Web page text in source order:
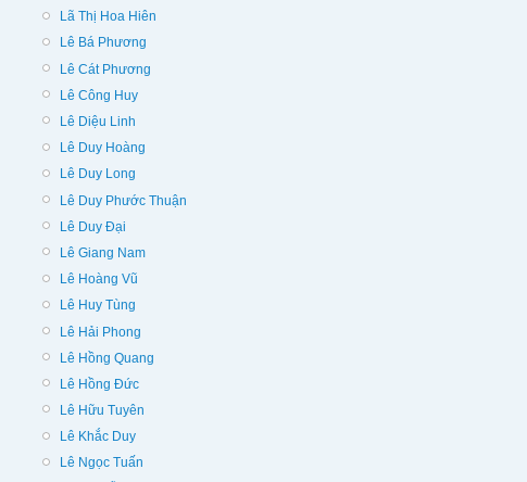
Lã Thị Hoa Hiên
Lê Bá Phương
Lê Cát Phương
Lê Công Huy
Lê Diệu Linh
Lê Duy Hoàng
Lê Duy Long
Lê Duy Phước Thuận
Lê Duy Đại
Lê Giang Nam
Lê Hoàng Vũ
Lê Huy Tùng
Lê Hải Phong
Lê Hồng Quang
Lê Hồng Đức
Lê Hữu Tuyên
Lê Khắc Duy
Lê Ngọc Tuấn